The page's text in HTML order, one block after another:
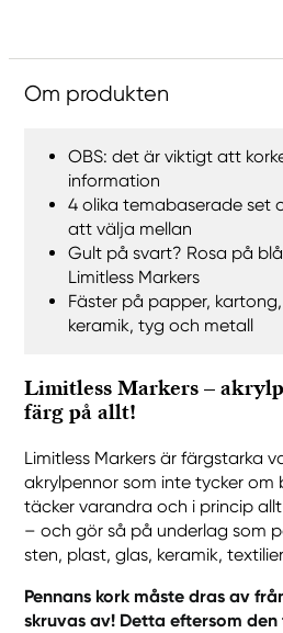
Om produkten
OBS: det är viktigt att
information
4 olika temabaserade set
att välja mellan
Gult på svart? Rosa på
Limitless Markers
Fäster på papper,
keramik, tyg och metall
Limitless Markers –
färg på allt!
Limitless Markers är färgstarka
akrylpennor som inte tycker om
täcker varandra och i princip
– och gör så på underlag som
sten, plast, glas, keramik,
Pennans kork måste dras av
skruvas av! Detta eftersom